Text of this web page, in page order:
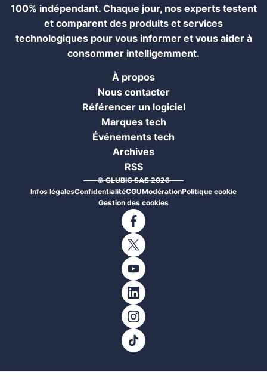
100% indépendant. Chaque jour, nos experts testent
et comparent des produits et services
technologiques pour vous informer et vous aider à
consommer intelligemment.
À propos
Nous contacter
Référencer un logiciel
Marques tech
Événements tech
Archives
RSS
© CLUBIC SAS 2026
Infos légalesConfidentialitéCGUModérationPolitique cookie
Gestion des cookies